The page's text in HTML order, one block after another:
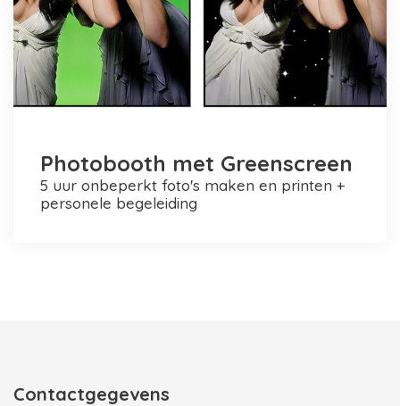
Photobooth met Greenscreen
5 uur onbeperkt foto's maken en printen +
personele begeleiding
Contactgegevens